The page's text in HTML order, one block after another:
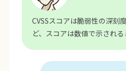
CVSSスコアは脆弱性の深刻
ど、スコアは数値で示される